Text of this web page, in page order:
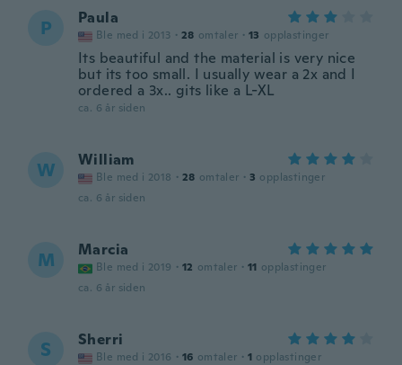
P Paula
Ble med i 2013 · 28 omtaler · 13 opplastinger
Its beautiful and the material is very nice
but its too small. I usually wear a 2x and I
ordered a 3x.. gits like a L-XL
ca. 6 år siden
W William
Ble med i 2018 · 28 omtaler · 3 opplastinger
ca. 6 år siden
M Marcia
Ble med i 2019 · 12 omtaler · 11 opplastinger
ca. 6 år siden
S Sherri
Ble med i 2016 · 16 omtaler · 1 opplastinger